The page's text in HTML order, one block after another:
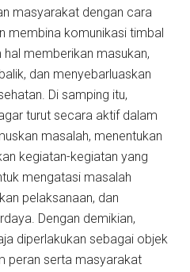
masyarakat dengan cara
membina komunikasi timbal
memberikan masukan,
dan menyebarluaskan
Di samping itu,
turut secara aktif dalam
masalah, menentukan
kegiatan-kegiatan yang
mengatasi masalah
pelaksanaan, dan
Dengan demikian,
diperlakukan sebagai objek
peran serta masyarakat